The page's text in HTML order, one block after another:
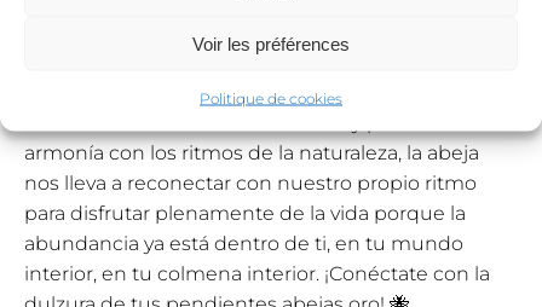
Voir les préférences
Politique de cookies
símbolo de protección, la dulzura de vivir y de la
armonía con los ritmos de la naturaleza, la abeja
nos lleva a reconectar con nuestro propio ritmo
para disfrutar plenamente de la vida porque la
abundancia ya está dentro de ti, en tu mundo
interior, en tu colmena interior. ¡Conéctate con la